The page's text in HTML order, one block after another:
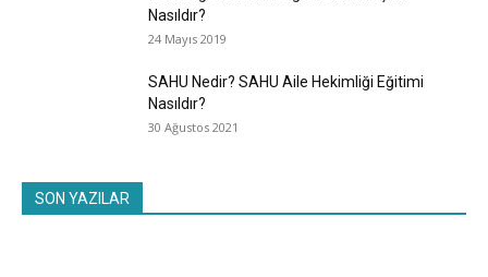
Nasıldır?
24 Mayıs 2019
SAHU Nedir? SAHU Aile Hekimliği Eğitimi
Nasıldır?
30 Ağustos 2021
SON YAZILAR